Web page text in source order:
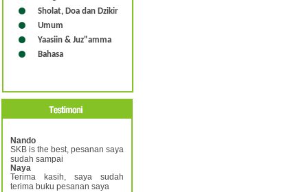
Sholat, Doa dan Dzikir
Umum
Yaasiin & Juz"amma
Bahasa
Nando
SKB is the best, pesanan saya
sudah sampai
Naya
Terima kasih, saya sudah
terima buku pesanan saya